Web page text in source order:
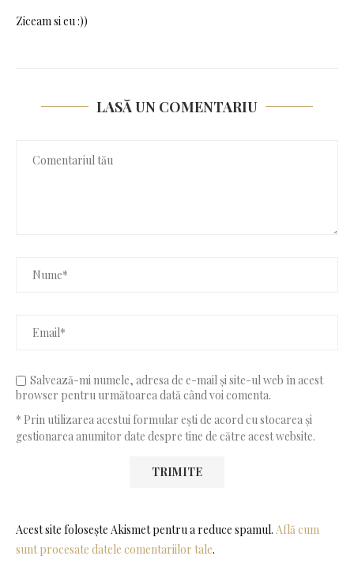
Ziceam si eu :))
LASĂ UN COMENTARIU
Salvează-mi numele, adresa de e-mail și site-ul web în acest
browser pentru următoarea dată când voi comenta.
* Prin utilizarea acestui formular ești de acord cu stocarea și
gestionarea anumitor date despre tine de către acest website.
Acest site folosește Akismet pentru a reduce spamul. Află cum
sunt procesate datele comentariilor tale.